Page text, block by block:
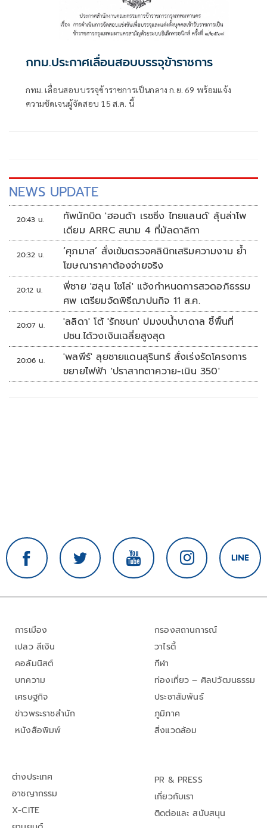
กทม.ประกาศเลื่อนสอบบรรจุข้าราชการ
กทม. เลื่อนสอบบรรจุข้าราชการเป็นกลาง ก.ย. 69 พร้อมแจ้ง
ความชัดเจนผู้จัดสอบ 15 ส.ค. นี้
NEWS UPDATE
20:43 น.
ทัพนักบิด 'ฮอนด้า เรซซิ่ง ไทยแลนด์' ลุ้นล่าโพ
เดียม ARRC สนาม 4 ที่มัลดาลิกา
20:32 น.
‘ศุภมาส’ สั่งเข้มตรวจคลินิกเสริมความงาม ย้ำ
โฆษณาราคาต้องจ่ายจริง
20:12 น.
พี่ชาย 'ฮลุน โซโล่' แจ้งกำหนดการสวดอภิธรรม
ศพ เตรียมจัดพิธีฌาปนกิจ 11 ส.ค.
20:07 น.
'ลลิดา' โต้ 'รักชนก' ปมงบน้ำบาดาล ชี้พื้นที่
ปชน.ได้วงเงินเฉลี่ยสูงสุด
20:06 น.
'พลพีร์' ลุยชายแดนสุรินทร์ สั่งเร่งรัดโครงการ
ขยายไฟฟ้า 'ปราสาทตาควาย-เนิน 350'
การเมือง
เปลว สีเงิน
คอลัมนิสต์
บทความ
เศรษฐกิจ
ข่าวพระราชสำนัก
หนังสือพิมพ์
กรองสถานการณ์
วาไรตี้
กีฬา
ท่องเที่ยว – ศิลปวัฒนธรรม
ประชาสัมพันธ์
ภูมิภาค
สิ่งแวดล้อม
ต่างประเทศ
อาชญากรรม
X-CITE
PR & PRESS
เกี่ยวกับเรา
ติดต่อและ สนับสนุน